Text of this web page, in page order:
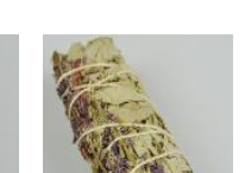
€12.90